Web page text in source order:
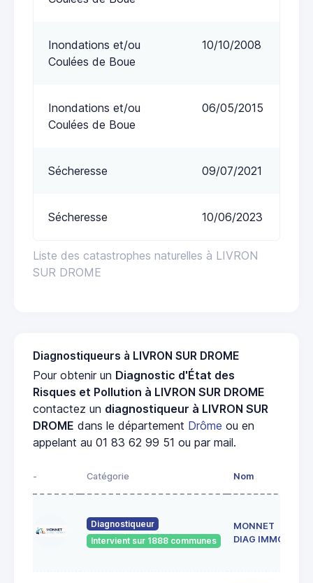
Liste des catastrophes naturelles à LIVRON
SUR DROME
Inondations et/ou
Coulées de Boue
10/10/2008
Inondations et/ou
Coulées de Boue
06/05/2015
Sécheresse 09/07/2021
Sécheresse 10/06/2023
Diagnostiqueurs à LIVRON SUR DROME
Pour obtenir un Diagnostic d'État des
Risques et Pollution à LIVRON SUR DROME
contactez un diagnostiqueur à LIVRON SUR
DROME dans le département Drôme ou en
appelant au 01 83 62 99 51 ou par mail.
- Catégorie Nom
Diagnostiqueur
Intervient sur 1888 communes
MONNET
DIAG IMMO